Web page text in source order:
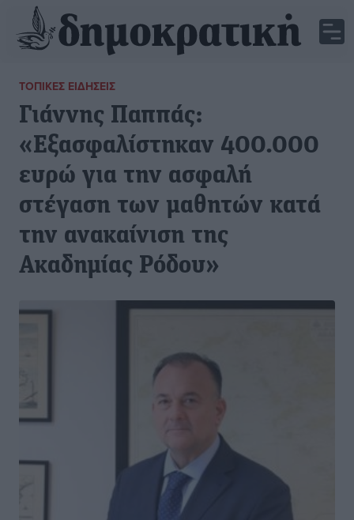
ΤΟΠΙΚΈΣ ΕΙΔΉΣΕΙΣ
Γιάννης Παππάς:
«Εξασφαλίστηκαν 400.000
ευρώ για την ασφαλή
στέγαση των μαθητών κατά
την ανακαίνιση της
Ακαδημίας Ρόδου»